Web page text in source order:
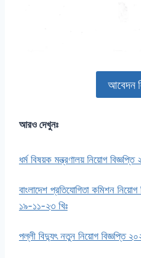
আবেদন
আরও দেখুনঃ
ধর্ম বিষয়ক মন্ত্রণালয় নিয়োগ
বাংলাদেশ প্রতিযোগিতা কমিশন
১৯-১১-২৩ খিঃ
পল্লী বিদ্যুৎ নতুন নিয়োগ বিজ্ঞপ্তি